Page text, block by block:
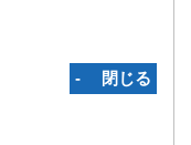
‐ 閉じる